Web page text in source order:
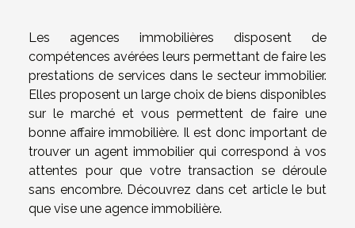
Les agences immobilières disposent de
compétences avérées leurs permettant de faire les
prestations de services dans le secteur immobilier.
Elles proposent un large choix de biens disponibles
sur le marché et vous permettent de faire une
bonne affaire immobilière. Il est donc important de
trouver un agent immobilier qui correspond à vos
attentes pour que votre transaction se déroule
sans encombre. Découvrez dans cet article le but
que vise une agence immobilière.